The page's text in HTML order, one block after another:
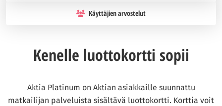
Käyttäjien arvostelut
Kenelle luottokortti sopii
Aktia Platinum on Aktian asiakkaille suunnattu
matkailijan palveluista sisältävä luottokortti. Korttia voit